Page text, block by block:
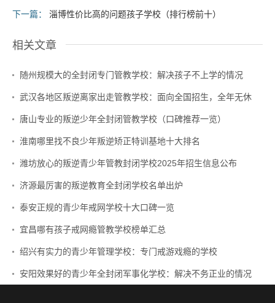
下一篇：
淄博性价比高的问题孩子学校（排行榜前十）
相关文章
随州规模大的全封闭专门管教学校：解决孩子不上学的情况
武汉各地区叛逆离家出走管教学校：面向全国招生，全年无休
唐山专业的叛逆少年全封闭管教学校（口碑推荐一览）
淮南哪里找不良少年叛逆矫正特训基地十大排名
潍坊放心的叛逆青少年管教封闭学校2025年招生信息公布
济源最厉害的叛逆教育全封闭学校名单出炉
泰安正规的青少年戒网学校十大口碑一览
宜昌哪有孩子戒网瘾管教学校榜单汇总
绍兴有实力的青少年管理学校：专门戒游戏瘾的学校
安阳效果好的青少年全封闭军事化学校：解决不务正业的情况